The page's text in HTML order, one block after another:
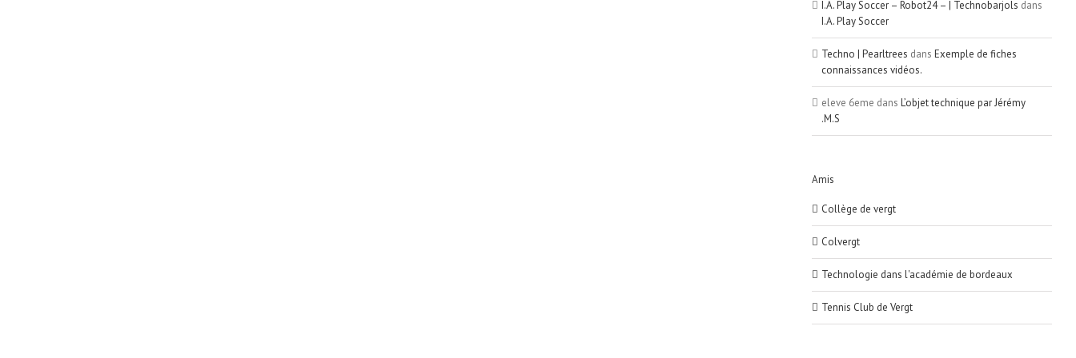
I.A. Play Soccer – Robot24 – | Technobarjols dans
I.A. Play Soccer
Techno | Pearltrees dans Exemple de fiches
connaissances vidéos.
eleve 6eme dans L’objet technique par Jérémy
.M.S
Amis
Collège de vergt
Colvergt
Technologie dans l'académie de bordeaux
Tennis Club de Vergt